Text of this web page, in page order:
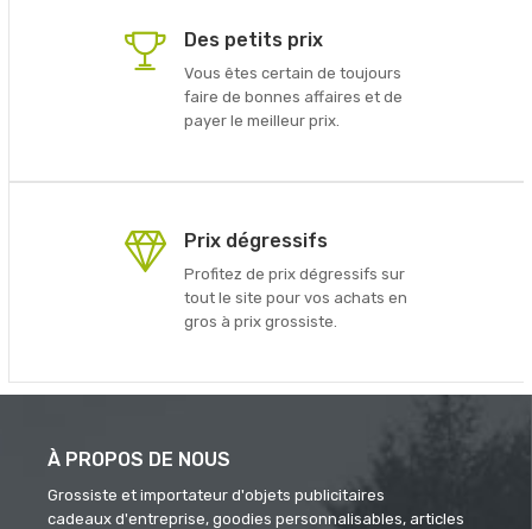
Des petits prix
Vous êtes certain de toujours
faire de bonnes affaires et de
payer le meilleur prix.
Prix dégressifs
Profitez de prix dégressifs sur
tout le site pour vos achats en
gros à prix grossiste.
À PROPOS DE NOUS
Grossiste et importateur d'objets publicitaires
cadeaux d'entreprise, goodies personnalisables, articles